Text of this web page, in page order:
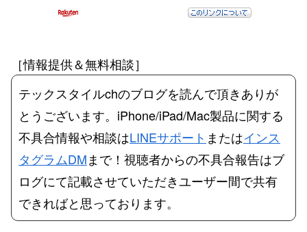
［情報提供＆無料相談］
テックスタイルchのブログを読んで頂きありが
とうございます。iPhone/iPad/Mac製品に関する
不具合情報や相談はLINEサポート またはインス
タグラムDMまで！視聴者からの不具合報告はブ
ログにて記載させていただきユーザー間で共有
できればと思っております。